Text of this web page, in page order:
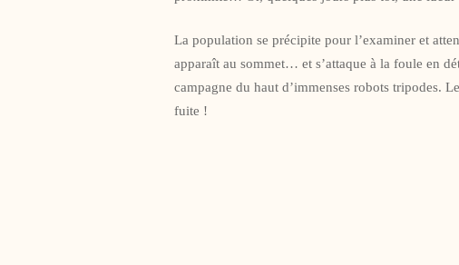
La population se précipite pour l’examiner et
apparaît au sommet… et s’attaque à la foule en
campagne du haut d’immenses robots tripodes.
fuite !